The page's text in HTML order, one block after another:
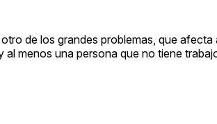
de los grandes problemas, que
menos una persona que no tiene